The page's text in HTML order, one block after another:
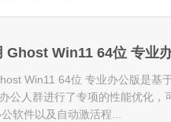
Win11 64位 专业
Win11 64位 专业办公版是基
公人群进行了专项的性能优化
软件以及自动激活程...